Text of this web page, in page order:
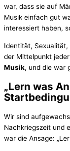
war, dass sie auf
Musik einfach gut
interessiert haben,
Identität, Sexualität,
der Mittelpunkt
Musik, und die war
„Lern was
Wir sind
Nachkriegszeit und
war die Ansage: